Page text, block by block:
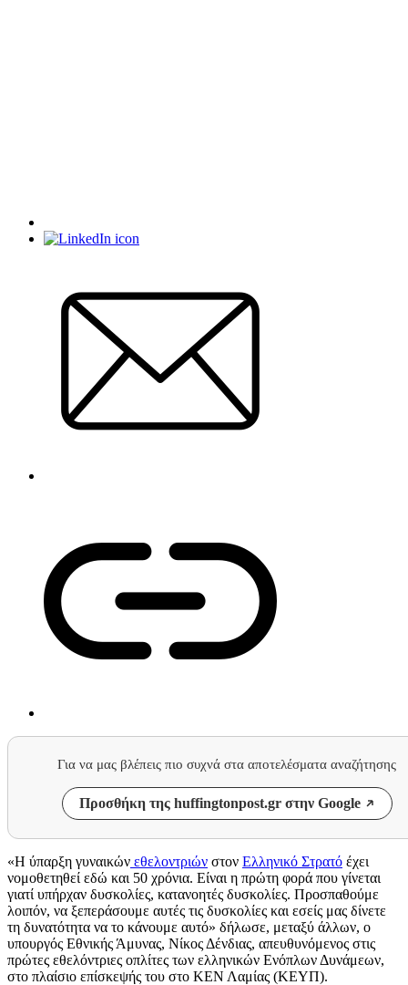
Για να μας βλέπεις πιο συχνά στα αποτελέσματα αναζήτησης
Προσθήκη της huffingtonpost.gr στην Google
«Η ύπαρξη γυναικών εθελοντριών στον Ελληνικό Στρατό έχει
νομοθετηθεί εδώ και 50 χρόνια. Είναι η πρώτη φορά που γίνεται
γιατί υπήρχαν δυσκολίες, κατανοητές δυσκολίες. Προσπαθούμε
λοιπόν, να ξεπεράσουμε αυτές τις δυσκολίες και εσείς μας δίνετε
τη δυνατότητα να το κάνουμε αυτό» δήλωσε, μεταξύ άλλων, ο
υπουργός Εθνικής Άμυνας, Νίκος Δένδιας, απευθυνόμενος στις
πρώτες εθελόντριες οπλίτες των ελληνικών Ενόπλων Δυνάμεων,
στο πλαίσιο επίσκεψής του στο ΚΕΝ Λαμίας (ΚΕΥΠ).